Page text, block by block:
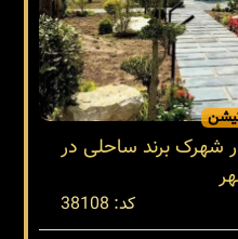
شهرک برند ساحلی در
کد: 38108